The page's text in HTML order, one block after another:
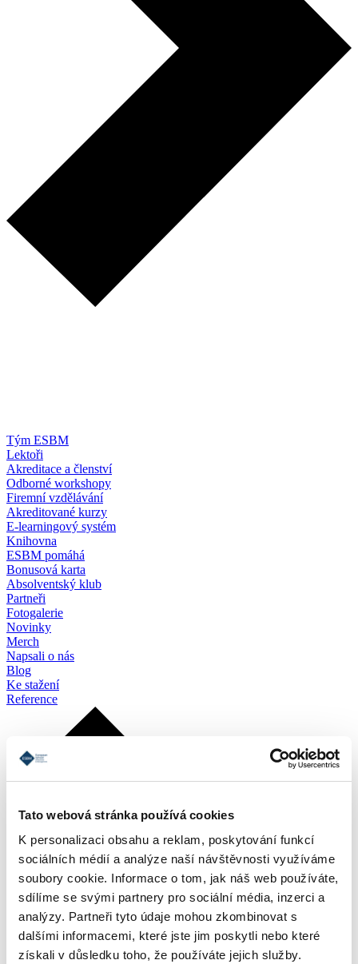
Tato webová stránka používá cookies
K personalizaci obsahu a reklam, poskytování funkcí
sociálních médií a analýze naší návštěvnosti využíváme
soubory cookie. Informace o tom, jak náš web používáte,
sdílíme se svými partnery pro sociální média, inzerci a
analýzy. Partneři tyto údaje mohou zkombinovat s
dalšími informacemi, které jste jim poskytli nebo které
získali v důsledku toho, že používáte jejich služby.
Tým ESBM
Lektoři
Akreditace a členství
Odborné workshopy
Firemní vzdělávání
Akreditované kurzy
E-learningový systém
Knihovna
ESBM pomáhá
Bonusová karta
Absolventský klub
Partneři
Fotogalerie
Novinky
Merch
Napsali o nás
Blog
Ke stažení
Reference